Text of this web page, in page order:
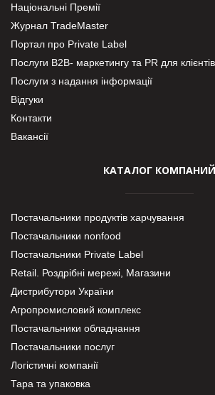
Національні Премії
Журнал TradeMaster
Портал про Private Label
Послуги В2В- маркетингу та PR для клієнтів
Послуги з надання інформації
Відгуки
Контакти
Вакансії
КАТАЛОГ КОМПАНИЙ
Постачальники продуктів харчування
Постачальники nonfood
Постачальники Private Label
Retail. Роздрібні мережі, Магазини
Дистрибутори України
Агропромисловий комплекс
Постачальники обладнання
Постачальники послуг
Логістичні компанії
Тара та упаковка